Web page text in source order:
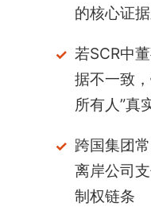
的核心证
若SCR中
据不一致
所有人”真
跨国集团
离岸公司
制权链条